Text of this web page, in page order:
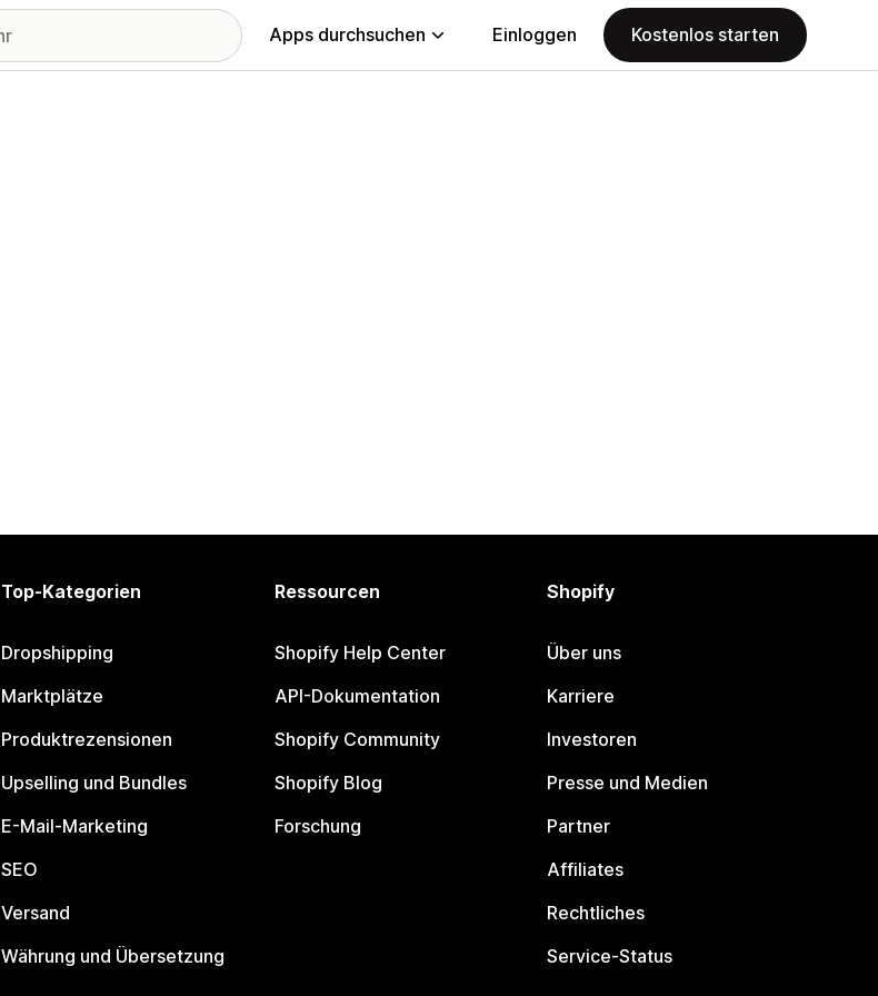
Apps durchsuchen Einloggen Kostenlos starten
Top-Kategorien
Dropshipping
Marktplätze
Produktrezensionen
Upselling und Bundles
E-Mail-Marketing
SEO
Versand
Währung und Übersetzung
Ressourcen
Shopify Help Center
API-Dokumentation
Shopify Community
Shopify Blog
Forschung
Shopify
Über uns
Karriere
Investoren
Presse und Medien
Partner
Affiliates
Rechtliches
Service-Status